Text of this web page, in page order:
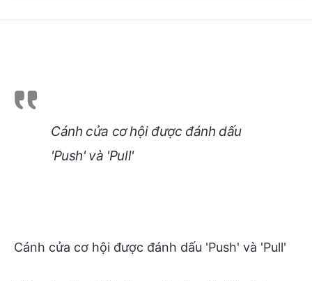
Cánh cửa cơ hội được đánh dấu
'Push' và 'Pull'
Cánh cửa cơ hội được đánh dấu 'Push' và 'Pull'